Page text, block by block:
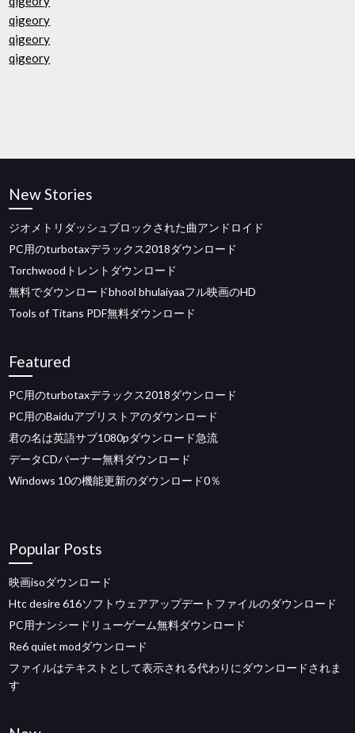
qigeory
qigeory
qigeory
New Stories
ジオメトリダッシュブロックされた曲アンドロイド
PC用のturbotaxデラックス2018ダウンロード
Torchwoodトレントダウンロード
無料でダウンロードbhool bhulaiyaaフル映画のHD
Tools of Titans PDF無料ダウンロード
Featured
PC用のturbotaxデラックス2018ダウンロード
PC用のBaiduアプリストアのダウンロード
君の名は英語サブ1080pダウンロード急流
データCDバーナー無料ダウンロード
Windows 10の機能更新のダウンロード0％
Popular Posts
映画isoダウンロード
Htc desire 616ソフトウェアアップデートファイルのダウンロード
PC用ナンシードリューゲーム無料ダウンロード
Re6 quiet modダウンロード
ファイルはテキストとして表示される代わりにダウンロードされま
す